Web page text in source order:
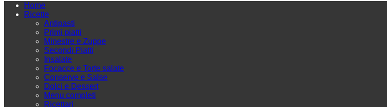
Home
Ricette
Antipasti
Primi piatti
Minestre e Zuppe
Secondi Piatti
Insalate
Focacce e Torte salate
Conserve e Salse
Dolci e Dessert
Menu completi
Ricettari